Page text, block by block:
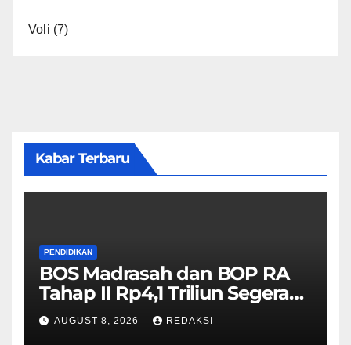
Voli (7)
Kabar Terbaru
PENDIDIKAN
BOS Madrasah dan BOP RA
Tahap II Rp4,1 Triliun Segera
Cair, Berikut Jadwal
Pengajuannya
AUGUST 8, 2026 REDAKSI